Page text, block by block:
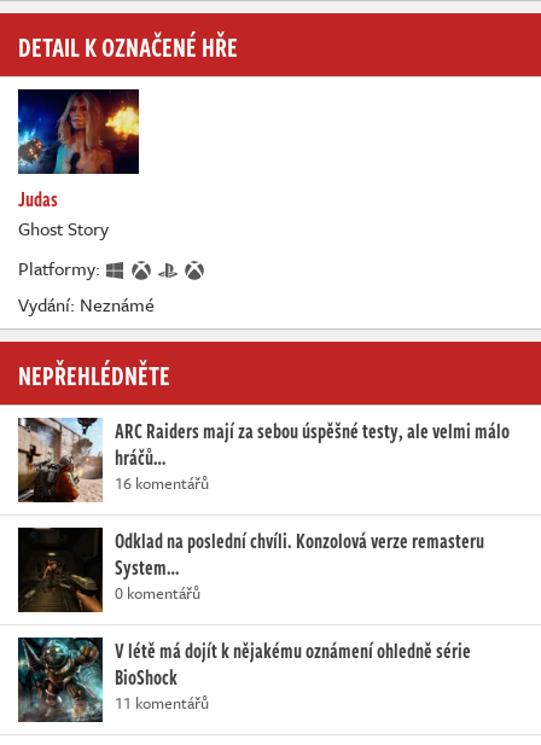
DETAIL K OZNAČENÉ HŘE
Judas
Ghost Story
Platformy:
Vydání: Neznámé
NEPŘEHLÉDNĚTE
ARC Raiders mají za sebou úspěšné testy, ale velmi málo
hráčů…
16 komentářů
Odklad na poslední chvíli. Konzolová verze remasteru
System…
0 komentářů
V létě má dojít k nějakému oznámení ohledně série
BioShock
11 komentářů